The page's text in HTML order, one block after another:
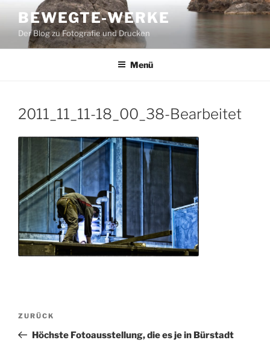
Inhalt
springen
BEWEGTE-WERKE
Der Blog zu Fotografie und Drucken
Menü
2011_11_11-18_00_38-Bearbeitet
Beitragsnavigation
Vorheriger
Beitrag
ZURÜCK
Höchste Fotoausstellung, die es je in Bürstadt